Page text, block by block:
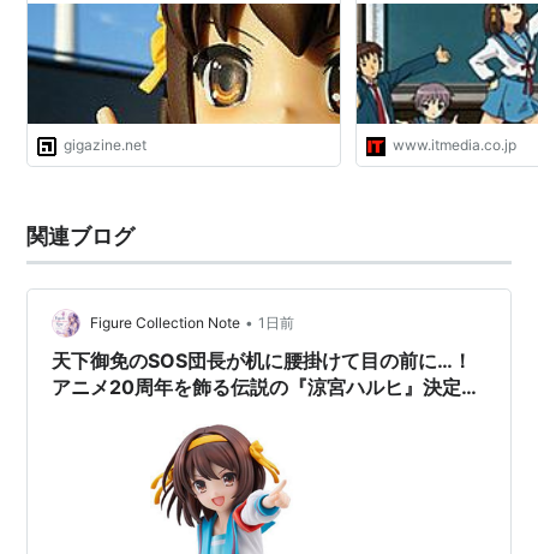
音楽制作：ランティス
アニメーション制作：京都アニメーション
製作：SOS団
2009年放送時
原作イラスト・キャラクター原案：いとうのいぢ
団長補佐（監督）：武本康弘
団長：涼宮ハルヒ
シリーズ構成：涼宮ハルヒとやっぱり愉快な仲間た
ち
キャラクターデザイン：池田晶子
総作画監督：西屋太志
美術監督：田村せいき
色彩設計：石田奈央美
gigazine.net www.itmedia.co.jp
関連ブログ
Figure Collection Note • 1日前
天下御免のSOS団長が机に腰掛けて目の前に…！
アニメ20周年を飾る伝説の『涼宮ハルヒ』決定版